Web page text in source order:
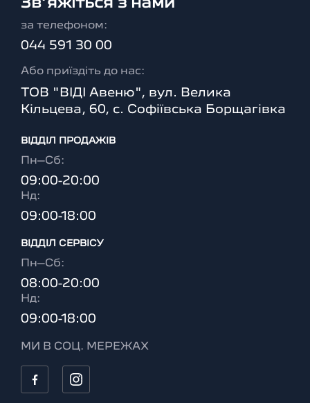
Зв’яжіться з нами
за телефоном:
044 591 30 00
Або приїздіть до нас:
ТОВ "ВІДІ Авеню", вул. Велика
Кільцева, 60, с. Софіївська Борщагівка
ВІДДІЛ ПРОДАЖІВ
Пн–Сб:
09:00-20:00
Нд:
09:00-18:00
ВІДДІЛ CЕРВІСУ
Пн–Сб:
08:00-20:00
Нд:
09:00-18:00
МИ В СОЦ. МЕРЕЖАХ